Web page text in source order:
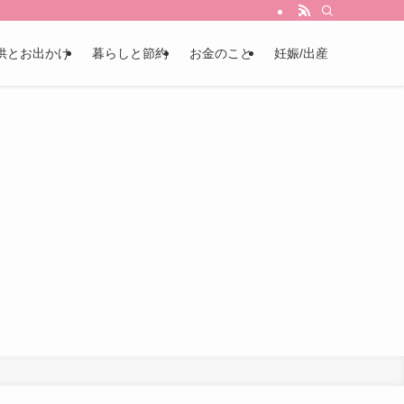
とお出かけ 暮らしと節約 お金のこと 妊娠/出産